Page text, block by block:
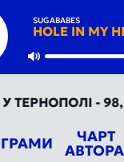
SUGABABES
HOLE IN MY
Mute
- 98,6 FM
ЧАРТ